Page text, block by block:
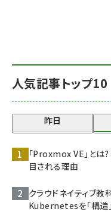
人気記事トップ10
昨日
「Proxmox VE」とは
目される理由
クラウドネイティブ教
Kubernetesを「構造